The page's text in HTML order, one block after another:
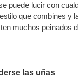
puede lucir con
que combines y
muchos peinados
las uñas